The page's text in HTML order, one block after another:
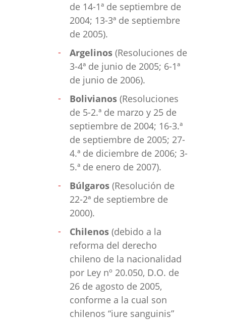
de 14-1ª de septiembre de
2004; 13-3ª de septiembre
de 2005).
Argelinos (Resoluciones de
3-4ª de junio de 2005; 6-1ª
de junio de 2006).
Bolivianos (Resoluciones
de 5-2.ª de marzo y 25 de
septiembre de 2004; 16-3.ª
de septiembre de 2005; 27-
4.ª de diciembre de 2006; 3-
5.ª de enero de 2007).
Búlgaros (Resolución de
22-2ª de septiembre de
2000).
Chilenos (debido a la
reforma del derecho
chileno de la nacionalidad
por Ley nº 20.050, D.O. de
26 de agosto de 2005,
conforme a la cual son
chilenos “iure sanguinis”